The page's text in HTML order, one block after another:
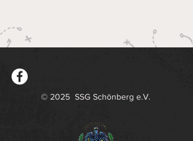
© 2025 SSG Schönberg e.V.